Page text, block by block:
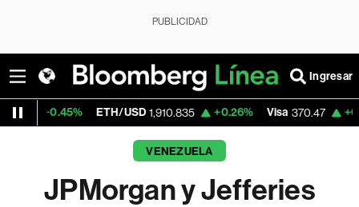
PUBLICIDAD
Ingresar
ETH/USD 1,910.835 +0.26% Visa 370.47 +0.52%
VENEZUELA
JPMorgan y Jefferies